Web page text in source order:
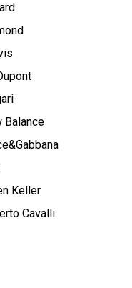
Balance
Keller
Cavalli